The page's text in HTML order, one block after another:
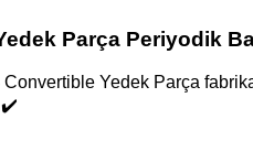
Parça Periyodik
Yedek Parça
✔️